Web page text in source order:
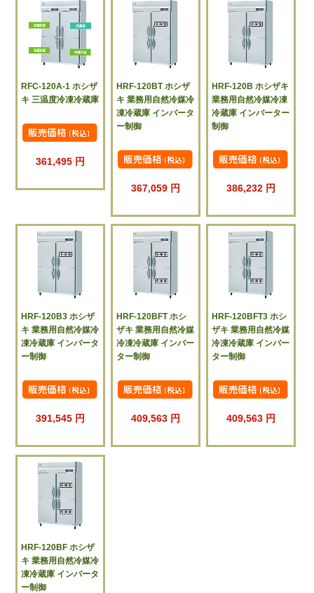
RFC-120A-1 ホシザ
キ 三温度冷凍冷蔵庫
361,495 円
HRF-120BT ホシザ
キ 業務用自然冷媒冷
凍冷蔵庫 インバータ
ー制御
367,059 円
HRF-120B ホシザキ
業務用自然冷媒冷凍
冷蔵庫 インバーター
制御
386,232 円
HRF-120B3 ホシザ
キ 業務用自然冷媒冷
凍冷蔵庫 インバータ
ー制御
391,545 円
HRF-120BFT ホシ
ザキ 業務用自然冷媒
冷凍冷蔵庫 インバー
ター制御
409,563 円
HRF-120BFT3 ホシ
ザキ 業務用自然冷媒
冷凍冷蔵庫 インバー
ター制御
409,563 円
HRF-120BF ホシザ
キ 業務用自然冷媒冷
凍冷蔵庫 インバータ
ー制御